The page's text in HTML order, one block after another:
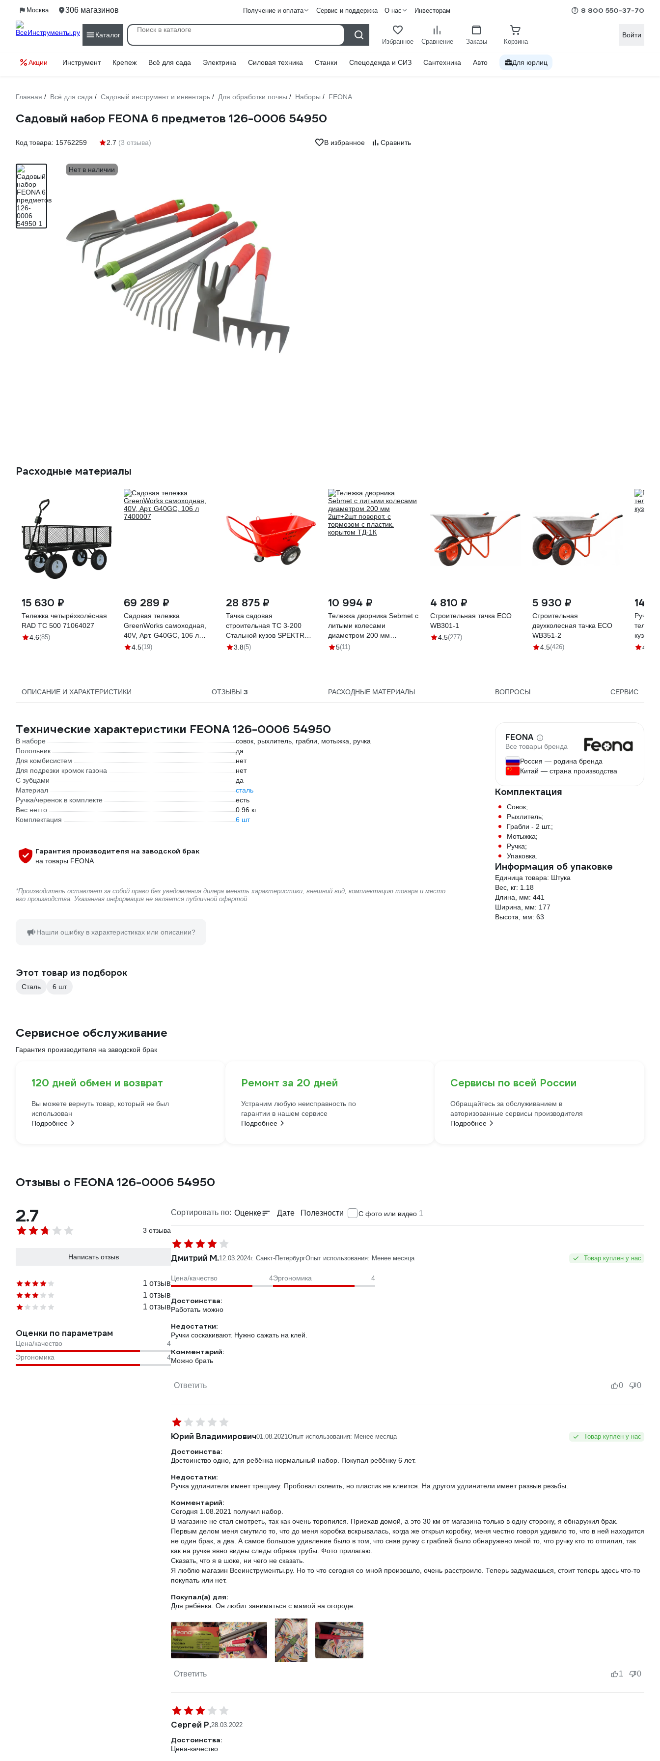
Москва 306 магазинов Получение и оплата Сервис и поддержка О нас Инвесторам 8 800 550-37-70
Каталог
Избранное Сравнение Заказы Корзина
Войти
Акции Инструмент Крепеж Всё для сада Электрика Силовая техника Станки Спецодежда и СИЗ Сантехника Авто Для юрлиц
Главная / Всё для сада / Садовый инструмент и инвентарь / Для обработки почвы / Наборы / FEONA
Садовый набор FEONA 6 предметов 126-0006 54950
Код товара: 15762259 2.7 (3 отзыва) В избранное Сравнить
Нет в наличии
Расходные материалы
15 630 ₽
Тележка четырёхколёсная
RAD ТС 500 71064027
4.6(85)
69 289 ₽
Садовая тележка
GreenWorks самоходная,
40V, Арт. G40GC, 106 л
7400007
4.5(19)
28 875 ₽
Тачка садовая
строительная ТС 3-200
Стальной кузов SPEKTROS
56438
3.8(5)
10 994 ₽
Тележка дворника Sebmet с
литыми колесами
диаметром 200 мм
2шт+2шт поворот. с
5(11)
4 810 ₽
Строительная тачка ECO
WB301-1
4.5(277)
5 930 ₽
Строительная
двухколесная тачка ECO
WB351-2
4.5(426)
14
Ручная
4.1
ОПИСАНИЕ И ХАРАКТЕРИСТИКИ ОТЗЫВЫ 3 РАСХОДНЫЕ МАТЕРИАЛЫ ВОПРОСЫ СЕРВИС
Технические характеристики FEONA 126-0006 54950
В наборе
совок, рыхлитель, грабли, мотыжка, ручка
Полольник
да
Для комбисистем
нет
Для подрезки кромок газона
нет
С зубцами
да
Материал
сталь
Ручка/черенок в комплекте
есть
Вес нетто
0.96 кг
Комплектация
6 шт
Гарантия производителя на заводской брак
на товары FEONA
*Производитель оставляет за собой право без уведомления дилера менять характеристики, внешний вид, комплектацию товара и место
его производства. Указанная информация не является публичной офертой
Нашли ошибку в характеристиках или описании?
FEONA
Все товары бренда
Россия — родина бренда
Китай — страна производства
Комплектация
Совок;
Рыхлитель;
Грабли - 2 шт.;
Мотыжка;
Ручка;
Упаковка.
Информация об упаковке
Единица товара: Штука
Вес, кг: 1.18
Длина, мм: 441
Ширина, мм: 177
Высота, мм: 63
Этот товар из подборок
Сталь 6 шт
Сервисное обслуживание
Гарантия производителя на заводской брак
120 дней обмен и возврат
Вы можете вернуть товар, который не был
использован
Подробнее
Ремонт за 20 дней
Устраним любую неисправность по
гарантии в нашем сервисе
Подробнее
Сервисы по всей России
Обращайтесь за обслуживанием в
авторизованные сервисы производителя
Подробнее
Отзывы о FEONA 126-0006 54950
2.7
3 отзыва
Написать отзыв
1 отзыв
1 отзыв
1 отзыв
Оценки по параметрам
Цена/качество
4
Эргономика
4
Сортировать по: Оценке Дате Полезности С фото или видео 1
Дмитрий М.12.03.2024г. Санкт-ПетербургОпыт использования: Менее месяца Товар куплен у нас
Цена/качество 4Эргономика 4
Достоинства:
Работать можно
Недостатки:
Ручки соскакивают. Нужно сажать на клей.
Комментарий:
Можно брать
Ответить 0 0
Юрий Владимирович01.08.2021Опыт использования: Менее месяца Товар куплен у нас
Достоинства:
Достоинство одно, для ребёнка нормальный набор. Покупал ребёнку 6 лет.
Недостатки:
Ручка удлинителя имеет трещину. Пробовал склеить, но пластик не клеится. На другом удлинители имеет развыв резьбы.
Комментарий:
Сегодня 1.08.2021 получил набор.
В магазине не стал смотреть, так как очень торопился. Приехав домой, а это 30 км от магазина только в одну сторону, я обнаружил брак.
Первым делом меня смутило то, что до меня коробка вскрывалась, когда же открыл коробку, меня честно говоря удивило то, что в ней находится
не один брак, а два. А самое большое удивление было в том, что сняв ручку с граблей было обнаружено мной то, что ручку кто то отпилил, так
как на ручке явно видны следы обреза трубы. Фото прилагаю.
Сказать, что я в шоке, ни чего не сказать.
Я люблю магазин Всеинструменты.ру. Но то что сегодня со мной произошло, очень расстроило. Теперь задумаешься, стоит теперь здесь что-то
покупать или нет.
Покупал(а) для:
Для ребёнка. Он любит заниматься с мамой на огороде.
Ответить 1 0
Сергей Р.28.03.2022
Достоинства:
Цена-качество